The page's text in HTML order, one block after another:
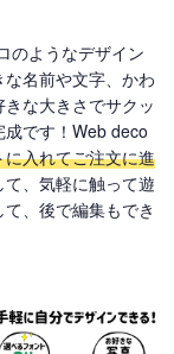
のようなデザイン
名前や文字、かわ
な大きさでサクッ
です！Web deco
に入れてご注文に進
、気軽に触って遊
、後で編集もでき